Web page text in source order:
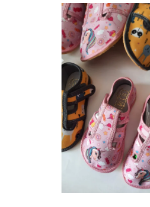
produktu
je
5,0
hvězdiček.